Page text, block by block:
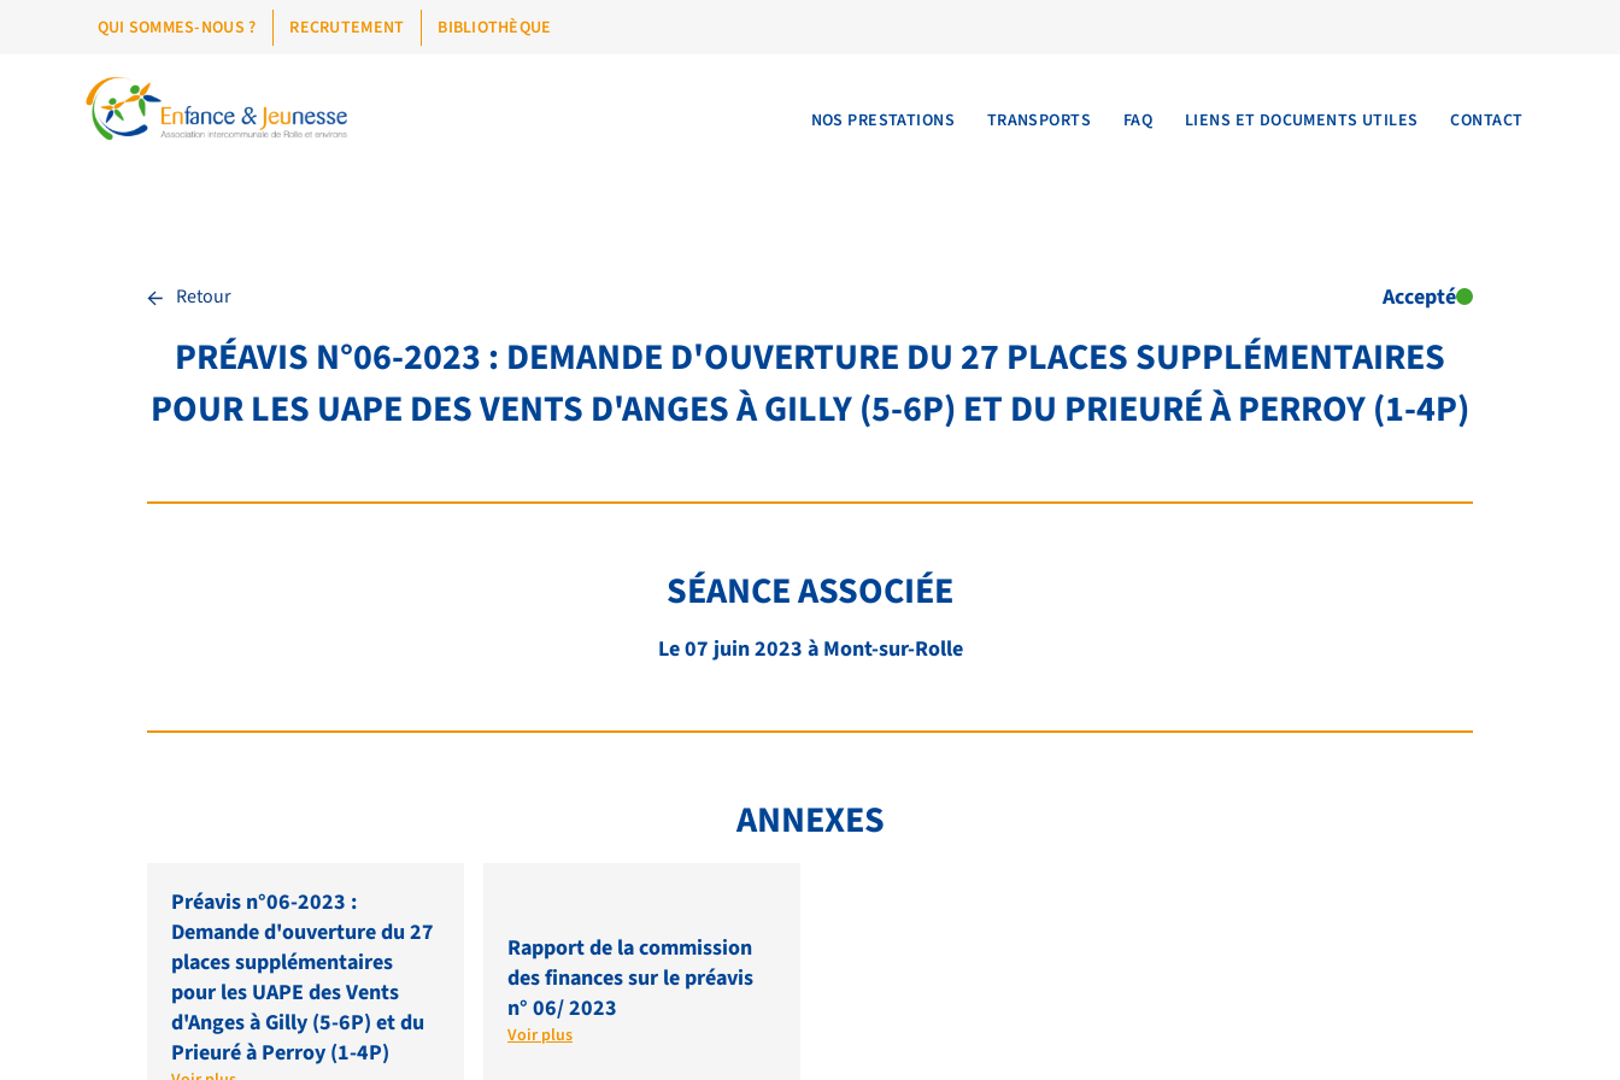
QUI SOMMES-NOUS ? RECRUTEMENT BIBLIOTHÈQUE
NOS PRESTATIONS TRANSPORTS FAQ LIENS ET DOCUMENTS UTILES CONTACT
← Retour Accepté
PRÉAVIS N°06-2023 : DEMANDE D'OUVERTURE DU 27 PLACES SUPPLÉMENTAIRES
POUR LES UAPE DES VENTS D'ANGES À GILLY (5-6P) ET DU PRIEURÉ À PERROY (1-4P)
SÉANCE ASSOCIÉE
Le 07 juin 2023 à Mont-sur-Rolle
ANNEXES
Préavis n°06-2023 :
Demande d'ouverture du 27
places supplémentaires
pour les UAPE des Vents
d'Anges à Gilly (5-6P) et du
Prieuré à Perroy (1-4P)
Rapport de la commission
des finances sur le préavis
n° 06/ 2023
Voir plus